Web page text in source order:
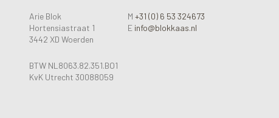
Arie Blok
Hortensiastraat 1
3442 XD Woerden
BTW NL8063.82.351.BO1
KvK Utrecht 30088059
M+31 (0) 6 53 324673
E info@blokkaas.nl